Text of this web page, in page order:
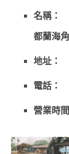
名稱：
都蘭海
地址：
電話：
營業時間